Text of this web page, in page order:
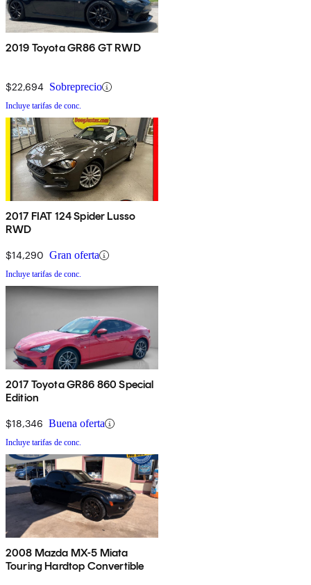
2019 Toyota GR86 GT RWD
$22,694 Sobreprecio
Incluye tarifas de conc.
2017 FIAT 124 Spider Lusso
RWD
$14,290 Gran oferta
Incluye tarifas de conc.
2017 Toyota GR86 860 Special
Edition
$18,346 Buena oferta
Incluye tarifas de conc.
2008 Mazda MX-5 Miata
Touring Hardtop Convertible